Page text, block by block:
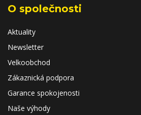
O společnosti
Aktuality
Newsletter
Velkoobchod
Zákaznická podpora
Garance spokojenosti
Naše výhody